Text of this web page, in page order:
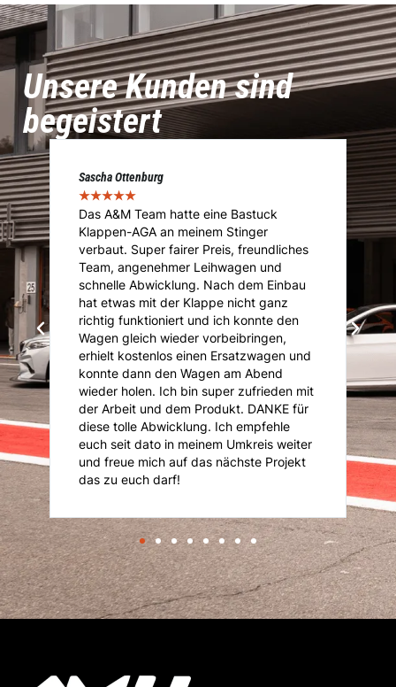
Unsere Kunden sind
begeistert
hatte eine Bastuck
an meinem Stinger
fairer Preis, freundliches
Leihwagen und
Nach dem Einbau
der Klappe nicht ganz
und ich konnte den
wieder vorbeibringen,
einen Ersatzwagen und
den Wagen am Abend
Ich bin super zufrieden mit
dem Produkt. DANKE für
Abwicklung. Ich empfehle
in meinem Umkreis weiter
auf das nächste Projekt
darf!
Das Team von A&M
Immatrikulation meines
Importfahrzeuges. Von
über die Vorführung bis
Absolut Sach und
Tuning, Eintragungen
Kompetente Beratung
Kommunikation. Gerade
Anliegen ist man hier
nur weiterempfehlen.
jeder Zeit wieder